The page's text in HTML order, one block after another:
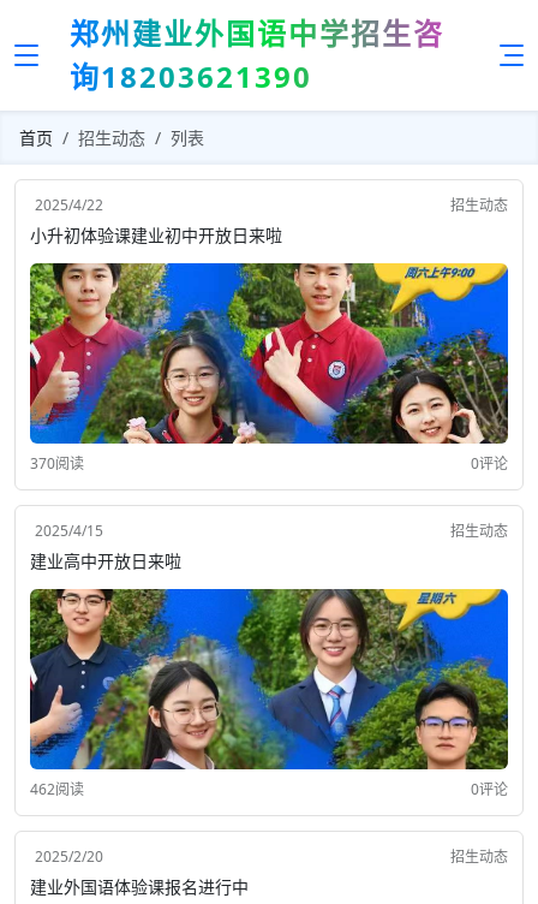
郑州建业外国语中学招生咨
询18203621390
首页 招生动态 列表
2025/4/22 招生动态
小升初体验课建业初中开放日来啦
370阅读 0评论
2025/4/15 招生动态
建业高中开放日来啦
462阅读 0评论
2025/2/20 招生动态
建业外国语体验课报名进行中